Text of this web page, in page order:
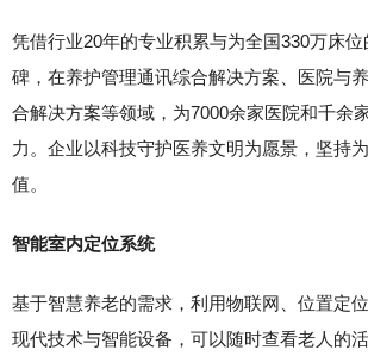
凭借行业20年的专业积累与为全国330万床位
碑，在养护管理通讯综合解决方案、医院与
合解决方案等领域，为7000余家医院和千余
力。企业以科技守护医养文明为愿景，坚持
值。
智能室内定位系统
基于智慧养老的需求，利用物联网、位置定
现代技术与智能设备，可以随时查看老人的